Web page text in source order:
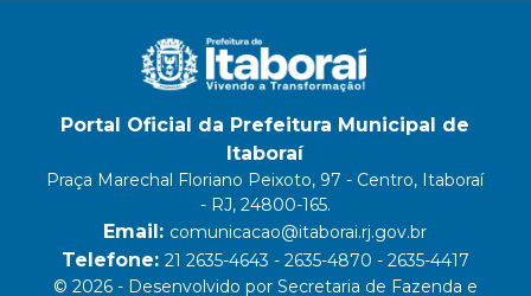
Portal Oficial da Prefeitura Municipal de
Itaboraí
Praça Marechal Floriano Peixoto, 97 - Centro, Itaboraí
- RJ, 24800-165.
Email: comunicacao@itaborai.rj.gov.br
Telefone: 21 2635-4643 - 2635-4870 - 2635-4417
© 2026 - Desenvolvido por Secretaria de Fazenda e